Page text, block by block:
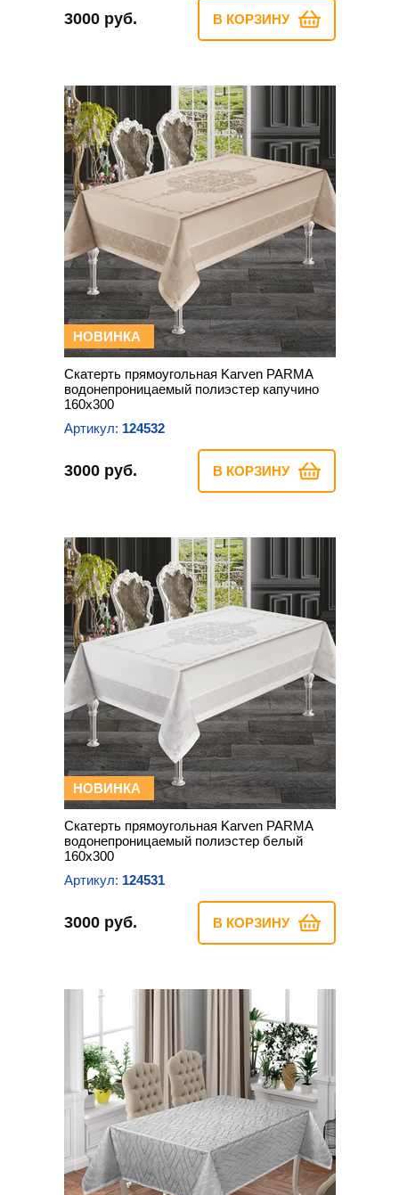
3000 руб. В КОРЗИНУ
НОВИНКА
Скатерть прямоугольная Karven PARMA
водонепроницаемый полиэстер капучино
160х300
Артикул: 124532
3000 руб. В КОРЗИНУ
НОВИНКА
Скатерть прямоугольная Karven PARMA
водонепроницаемый полиэстер белый
160х300
Артикул: 124531
3000 руб. В КОРЗИНУ